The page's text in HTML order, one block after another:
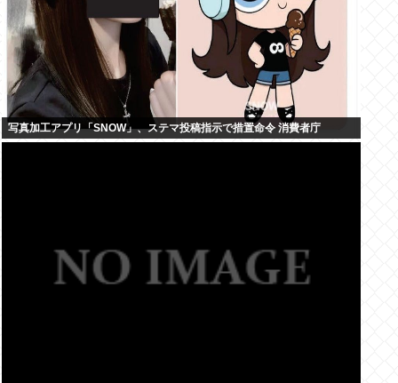
写真加工アプリ「SNOW」、ステマ投稿指示で措置命令 消費者庁